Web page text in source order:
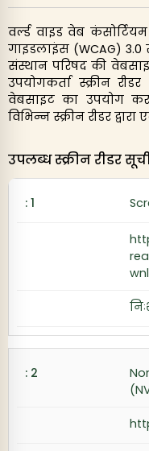
वर्ल्ड वाइड वेब
गाइडलाइंस (WCAG)
संस्थान परिषद की
उपयोगकर्ता स्क्रीन
वेबसाइट का उपयोग
विभिन्न स्क्रीन रीडर
उपलब्ध स्क्रीन रीडर